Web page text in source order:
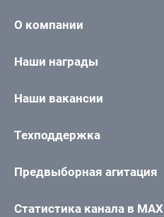
О компании
Наши награды
Наши вакансии
Техподдержка
Предвыборная агитация
Статистика канала в MAX